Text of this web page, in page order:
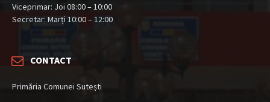
Viceprimar: Joi 08:00 – 10:00
Secretar: Marți 10:00 – 12:00
CONTACT
Primăria Comunei Sutești